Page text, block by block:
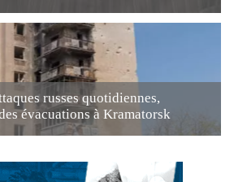
russes quotidiennes,
évacuations à Kramatorsk